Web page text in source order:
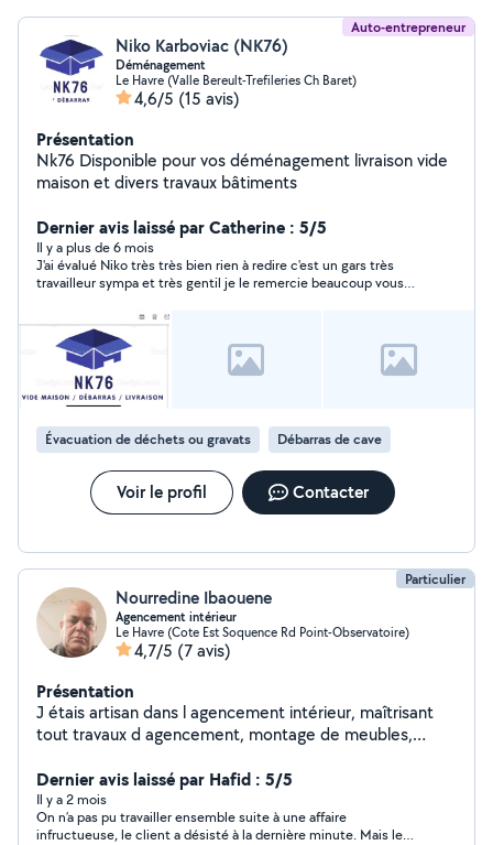
Auto-entrepreneur
Niko Karboviac (NK76)
Déménagement
Le Havre (Valle Bereult-Trefileries Ch Baret)
4,6/5 (15 avis)
Présentation
Nk76 Disponible pour vos déménagement livraison vide
maison et divers travaux bâtiments
Dernier avis laissé par Catherine : 5/5
Il y a plus de 6 mois
J'ai évalué Niko très très bien rien à redire c'est un gars très
travailleur sympa et très gentil je le remercie beaucoup vous
Évacuation de déchets ou gravats Débarras de cave
Voir le profil Contacter
Particulier
Nourredine Ibaouene
Agencement intérieur
Le Havre (Cote Est Soquence Rd Point-Observatoire)
4,7/5 (7 avis)
Présentation
J étais artisan dans l agencement intérieur, maîtrisant
tout travaux d agencement, montage de meubles,
et déménagement
Dernier avis laissé par Hafid : 5/5
Il y a 2 mois
On n’a pas pu travailler ensemble suite à une affaire
infructueuse, le client a désisté à la dernière minute. Mais le